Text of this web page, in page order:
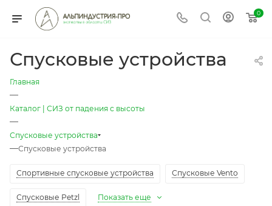
0
Спусковые устройства
Главная
—
Каталог | СИЗ от падения с высоты
—
Спусковые устройства
—Спусковые устройства
Спортивные спусковые устройства Спусковые Vento
Спусковые Petzl Показать еще